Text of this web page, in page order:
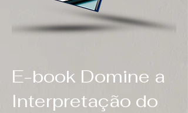
E-book Domine a
Interpretação do